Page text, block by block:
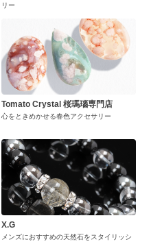
リー
Tomato Crystal 桜瑪瑙専門店
心をときめかせる春色アクセサリー
X.G
メンズにおすすめの天然石をスタイリッシ